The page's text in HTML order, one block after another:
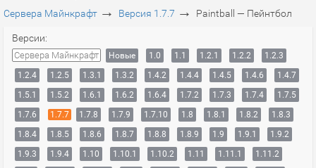
Сервера Майнкрафт → Версия 1.7.7 → Paintball — Пейнтбол
Версии:
Сервера Майнкрафт Новые 1.0 1.1 1.2.1 1.2.2
1.2.3
1.2.4
1.2.5 1.3.1 1.3.2 1.4.2 1.4.4 1.4.5 1.4.6
1.4.7
1.5.1
1.5.2 1.6.1 1.6.2 1.6.4 1.7.2 1.7.3 1.7.4
1.7.5
1.7.6
1.7.7 1.7.8 1.7.9 1.7.10 1.8 1.8.1 1.8.2
1.8.3
1.8.4
1.8.5 1.8.6 1.8.7 1.8.8 1.8.9 1.9 1.9.1
1.9.2
1.9.3
1.9.4 1.10 1.10.1 1.10.2 1.11 1.11.1
1.11.2